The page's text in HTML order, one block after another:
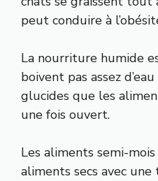
peut conduire à
La nourriture humide
boivent pas assez
glucides que les
une fois ouvert.
Les aliments semi-
aliments secs avec